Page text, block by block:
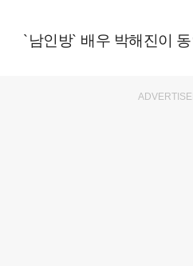
`남인방` 배우 박해진이